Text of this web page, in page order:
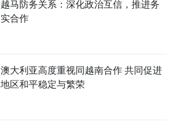
越马防务关系：深化政治互信，推进务
实合作
澳大利亚高度重视同越南合作 共同促进
地区和平稳定与繁荣